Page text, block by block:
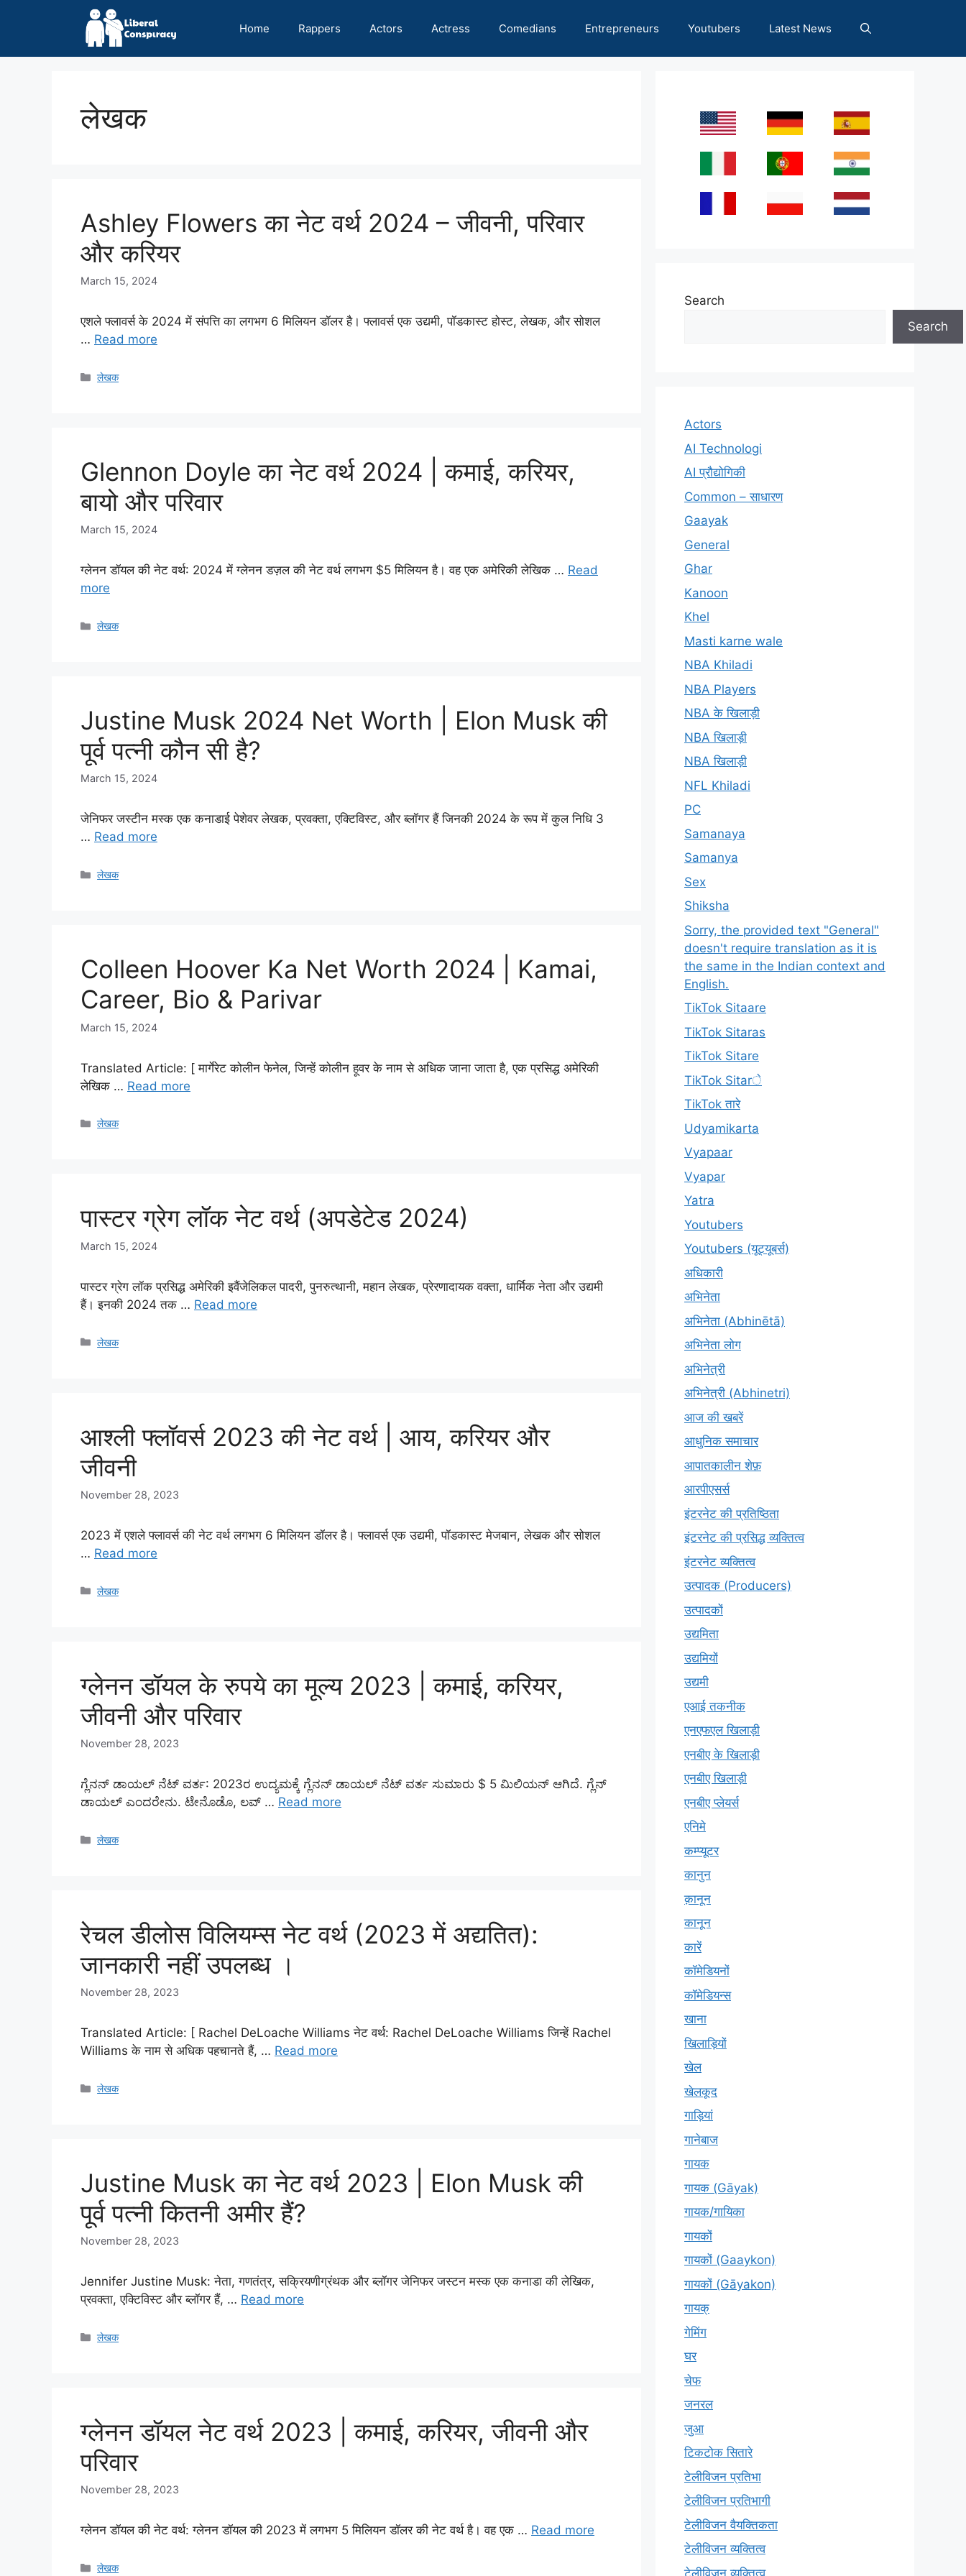
Home Rappers Actors Actress Comedians Entrepreneurs Youtubers Latest News
लेखक
Ashley Flowers का नेट वर्थ 2024 – जीवनी, परिवार
और करियर
March 15, 2024
एशले फ्लावर्स के 2024 में संपत्ति का लगभग 6 मिलियन डॉलर है। फ्लावर्स एक उद्यमी, पॉडकास्ट होस्ट, लेखक, और सोशल
… Read more
Categories
लेखक
Glennon Doyle का नेट वर्थ 2024 | कमाई, करियर,
बायो और परिवार
March 15, 2024
ग्लेनन डॉयल की नेट वर्थ: 2024 में ग्लेनन डज़ल की नेट वर्थ लगभग $5 मिलियन है। वह एक अमेरिकी लेखिक … Read
more
Categories
लेखक
Justine Musk 2024 Net Worth | Elon Musk की
पूर्व पत्नी कौन सी है?
March 15, 2024
जेनिफर जस्टीन मस्क एक कनाडाई पेशेवर लेखक, प्रवक्ता, एक्टिविस्ट, और ब्लॉगर हैं जिनकी 2024 के रूप में कुल निधि 3
… Read more
Categories
लेखक
Colleen Hoover Ka Net Worth 2024 | Kamai,
Career, Bio & Parivar
March 15, 2024
Translated Article: [ मार्गेरेट कोलीन फेनेल, जिन्हें कोलीन हूवर के नाम से अधिक जाना जाता है, एक प्रसिद्ध अमेरिकी
लेखिक … Read more
Categories
लेखक
पास्टर ग्रेग लॉक नेट वर्थ (अपडेटेड 2024)
March 15, 2024
पास्टर ग्रेग लॉक प्रसिद्ध अमेरिकी इवैंजेलिकल पादरी, पुनरुत्थानी, महान लेखक, प्रेरणादायक वक्ता, धार्मिक नेता और उद्यमी
हैं। इनकी 2024 तक … Read more
Categories
लेखक
आश्ली फ्लॉवर्स 2023 की नेट वर्थ | आय, करियर और
जीवनी
November 28, 2023
2023 में एशले फ्लावर्स की नेट वर्थ लगभग 6 मिलियन डॉलर है। फ्लावर्स एक उद्यमी, पॉडकास्ट मेजबान, लेखक और सोशल
… Read more
Categories
लेखक
ग्लेनन डॉयल के रुपये का मूल्य 2023 | कमाई, करियर,
जीवनी और परिवार
November 28, 2023
ಗ್ಲೆನನ್ ಡಾಯಲ್ ನೆಟ್ ವರ್ತ: 2023ರ ಉದ್ಯಮಕ್ಕೆ ಗ್ಲೆನನ್ ಡಾಯಲ್ ನೆಟ್ ವರ್ತ ಸುಮಾರು $ 5 ಮಿಲಿಯನ್ ಆಗಿದೆ. ಗ್ಲೆನ್
ಡಾಯಲ್ ಎಂದರೇನು. ಟೇನೊಡೊ, ಲವ್ … Read more
Categories
लेखक
रेचल डीलोस विलियम्स नेट वर्थ (2023 में अद्यतित):
जानकारी नहीं उपलब्ध ।
November 28, 2023
Translated Article: [ Rachel DeLoache Williams नेट वर्थ: Rachel DeLoache Williams जिन्हें Rachel
Williams के नाम से अधिक पहचानते हैं, … Read more
Categories
लेखक
Justine Musk का नेट वर्थ 2023 | Elon Musk की
पूर्व पत्नी कितनी अमीर हैं?
November 28, 2023
Jennifer Justine Musk: नेता, गणतंत्र, सक्रियणीग्रंथक और ब्लॉगर जेनिफर जस्टन मस्क एक कनाडा की लेखिक,
प्रवक्ता, एक्टिविस्ट और ब्लॉगर हैं, … Read more
Categories
लेखक
ग्लेनन डॉयल नेट वर्थ 2023 | कमाई, करियर, जीवनी और
परिवार
November 28, 2023
ग्लेनन डॉयल की नेट वर्थ: ग्लेनन डॉयल की 2023 में लगभग 5 मिलियन डॉलर की नेट वर्थ है। वह एक … Read more
Categories
लेखक
Search
Search
Actors
AI Technologi
AI प्रौद्योगिकी
Common – साधारण
Gaayak
General
Ghar
Kanoon
Khel
Masti karne wale
NBA Khiladi
NBA Players
NBA के खिलाड़ी
NBA खिलाड़ी
NBA खिलाड़ी
NFL Khiladi
PC
Samanaya
Samanya
Sex
Shiksha
Sorry, the provided text "General"
doesn't require translation as it is
the same in the Indian context and
English.
TikTok Sitaare
TikTok Sitaras
TikTok Sitare
TikTok Sitarे
TikTok तारे
Udyamikarta
Vyapaar
Vyapar
Yatra
Youtubers
Youtubers (यूट्यूबर्स)
अधिकारी
अभिनेता
अभिनेता (Abhinētā)
अभिनेता लोग
अभिनेत्री
अभिनेत्री (Abhinetri)
आज की खबरें
आधुनिक समाचार
आपातकालीन शेफ़
आरपीएसर्स
इंटरनेट की प्रतिष्ठिता
इंटरनेट की प्रसिद्ध व्यक्तित्व
इंटरनेट व्यक्तित्व
उत्पादक (Producers)
उत्पादकों
उद्यमिता
उद्यमियों
उद्यमी
एआई तकनीक
एनएफएल खिलाड़ी
एनबीए के खिलाड़ी
एनबीए खिलाड़ी
एनबीए प्लेयर्स
एनिमे
कम्प्यूटर
कानुन
क़ानून
कानून
कारें
कॉमेडियनों
कॉमेडियन्स
खाना
खिलाड़ियों
खेल
खेलकूद
गाड़ियां
गानेबाज
गायक
गायक (Gāyak)
गायक/गायिका
गायकों
गायकों (Gaaykon)
गायकों (Gāyakon)
गायक्
गेमिंग
घर
चेफ
जनरल
जुआ
टिकटोक सितारे
टेलीविजन प्रतिभा
टेलीविजन प्रतिभागी
टेलीविजन वैयक्तिकता
टेलीविजन व्यक्तित्व
टेलीविज़न व्यक्तित्व